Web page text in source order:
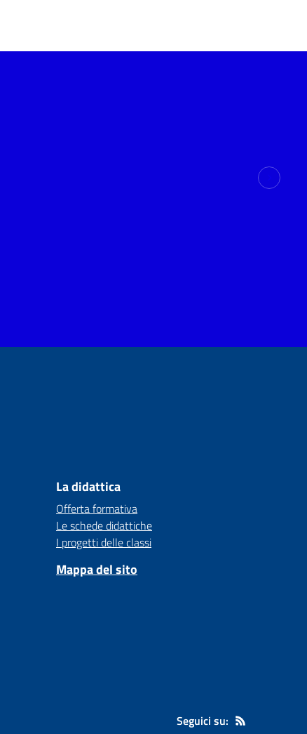
La didattica
Offerta formativa
Le schede didattiche
I progetti delle classi
Mappa del sito
Seguici su: